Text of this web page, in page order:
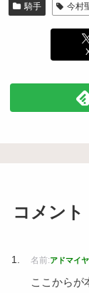
騎手 今村
コメント
名前:アドマイ
ここからが